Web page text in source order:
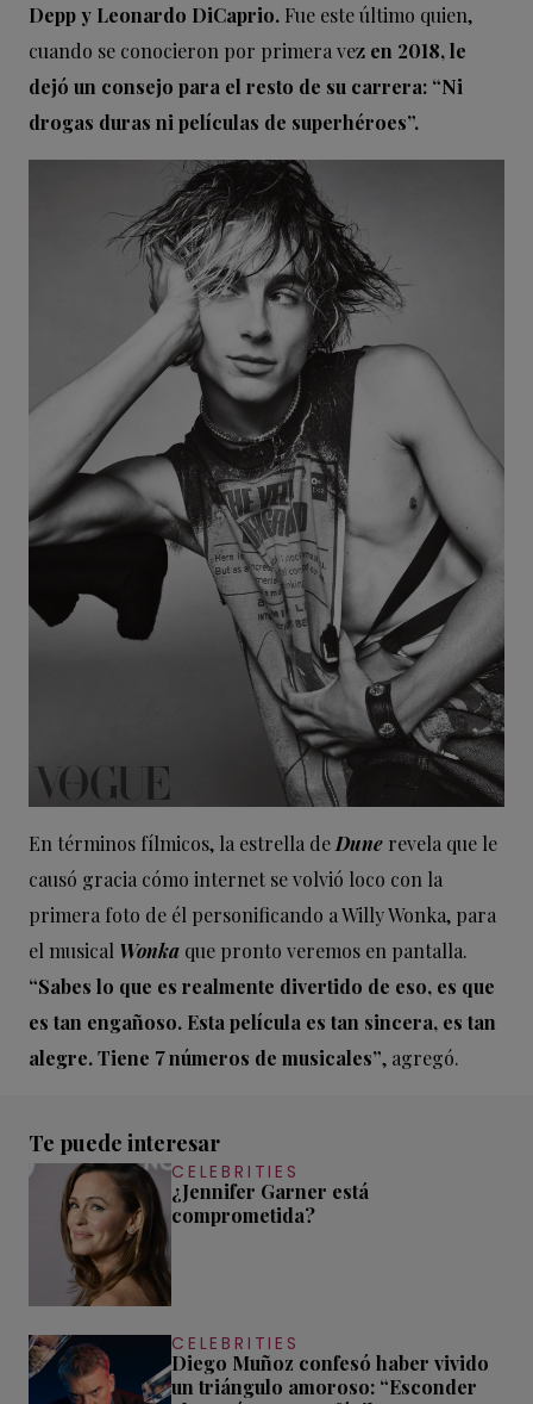
Depp y Leonardo DiCaprio. Fue este último quien,
cuando se conocieron por primera vez en 2018, le
dejó un consejo para el resto de su carrera: “Ni
drogas duras ni películas de superhéroes”.
En términos fílmicos, la estrella de Dune revela que le
causó gracia cómo internet se volvió loco con la
primera foto de él personificando a Willy Wonka, para
el musical Wonka que pronto veremos en pantalla.
“Sabes lo que es realmente divertido de eso, es que
es tan engañoso. Esta película es tan sincera, es tan
alegre. Tiene 7 números de musicales”, agregó.
Te puede interesar
CELEBRITIES
¿Jennifer Garner está
comprometida?
CELEBRITIES
Diego Muñoz confesó haber vivido
un triángulo amoroso: “Esconder